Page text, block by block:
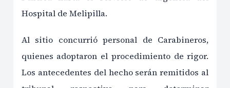
Hospital de Melipilla.
Al sitio concurrió personal de Carabineros,
quienes adoptaron el procedimiento de rigor.
Los antecedentes del hecho serán remitidos al